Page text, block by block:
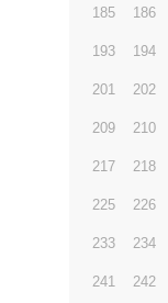
185 186
193 194
201 202
209 210
217 218
225 226
233 234
241 242